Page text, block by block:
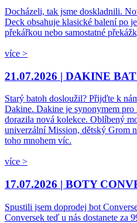
Docházeli, tak jsme doskladnili.
Deck obsahuje klasické balení po
překářkou nebo samostatné
více >
21.07.2026 | DAKINE
Starý batoh dosloužil? Přijďte k
Dakine. Dakine je synonymem
dorazila nová kolekce. Oblíbený
univerzální Mission, dětský Grom
toho mnohem víc.
více >
17.07.2026 | BOTY
Spustili jsem doprodej bot
Conversek teď u nás dostanete za